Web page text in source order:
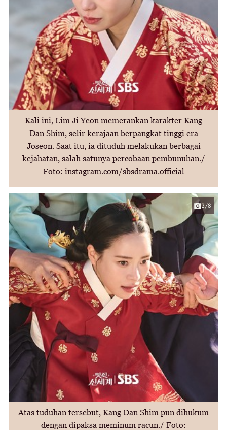
Kali ini, Lim Ji Yeon memerankan karakter Kang
Dan Shim, selir kerajaan berpangkat tinggi era
Joseon. Saat itu, ia dituduh melakukan berbagai
kejahatan, salah satunya percobaan pembunuhan./
Foto: instagram.com/sbsdrama.official
3/8
Atas tuduhan tersebut, Kang Dan Shim pun dihukum
dengan dipaksa meminum racun./ Foto: